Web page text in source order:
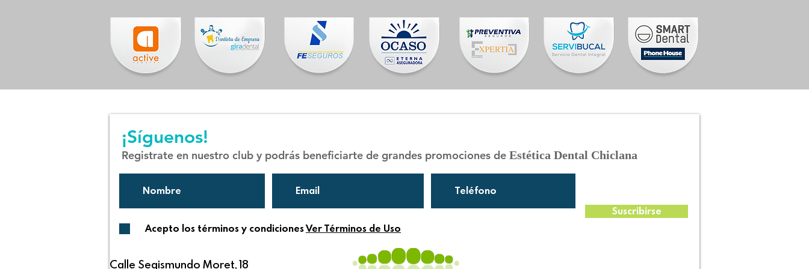
¡Síguenos!
Registrate en nuestro club y podrás beneficiarte de grandes promociones de Estética Dental Chiclana
Acepto los términos y condicionesVer Términos de Uso
Suscribirse
Calle Segismundo Moret, 18